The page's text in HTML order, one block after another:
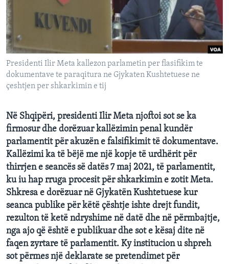
DITARI
Presidenti Ilir Meta kallezon parlametin per flasifikim te
dokumentave te paraqitura ne Gjykaten Kushtetuese ne
çeshtjen per shkarkimin e tij
Në Shqipëri, presidenti Ilir Meta njoftoi sot se ka
firmosur dhe dorëzuar kallëzimin penal kundër
parlamentit për akuzën e falsifikimit të dokumentave.
Kallëzimi ka të bëjë me një kopje të urdhërit për
thirrjen e seancës së datës 7 maj 2021, të parlamentit,
ku iu hap rruga procesit për shkarkimin e zotit Meta.
Shkresa e dorëzuar në Gjykatën Kushtetuese kur
seanca publike për këtë çështje ishte drejt fundit,
rezulton të ketë ndryshime në datë dhe në përmbajtje,
nga ajo që është e publikuar dhe sot e kësaj dite në
faqen zyrtare të parlamentit. Ky institucion u shpreh
sot përmes një deklarate se pretendimet për